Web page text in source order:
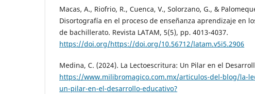
Macas, A., Riofrio, R., Cuenca, V., Solorzano, G., &
Disortografía en el proceso de enseñanza aprendizaje en
de bachillerato. Revista LATAM, 5(5), pp. 4013-4037.
https://doi.org/https://doi.org/10.56712/latam.v5i5.2906
Medina, C. (2024). La Lectoescritura: Un Pilar en el
https://www.milibromagico.com.mx/articulos-del-blog/la-
un-pilar-en-el-desarrollo-educativo?